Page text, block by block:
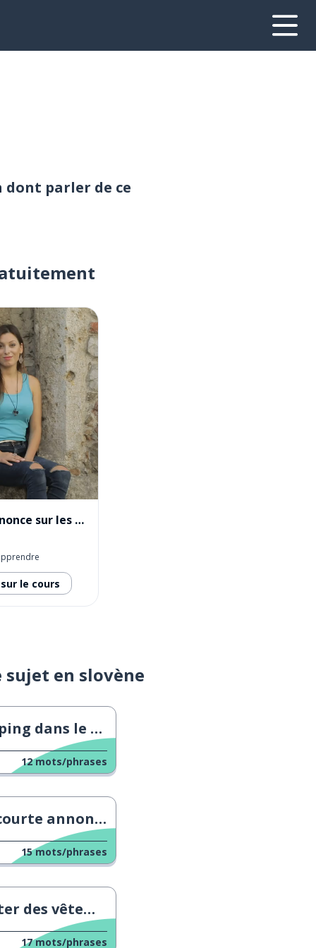
dont parler de ce
Une courte annonce sur les réseaux sociaux
le cours
sujet en slovène
le magasin Spar
12 mots/phrases
sur les réseaux sociaux
15 mots/phrases
des vêtements
17 mots/phrases